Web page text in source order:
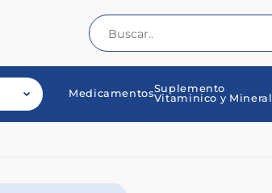
MedicamentosSuplemento
Vitaminico y Mineral